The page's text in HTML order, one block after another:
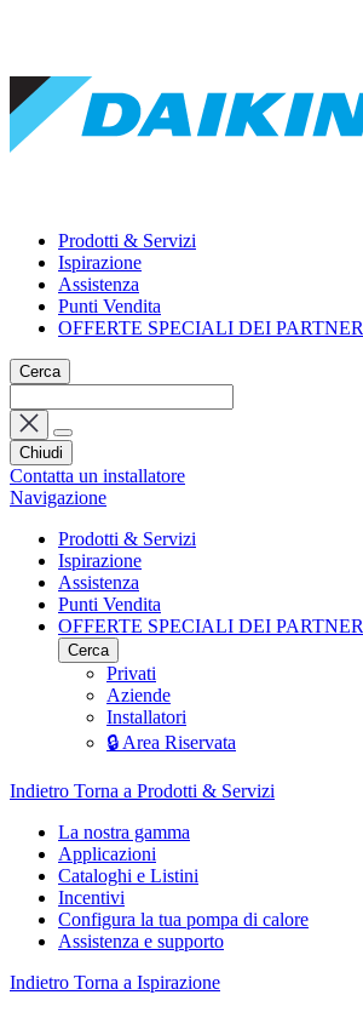
Prodotti & Servizi
Ispirazione
Assistenza
Punti Vendita
OFFERTE SPECIALI DEI PARTNER
Cerca
Chiudi
Contatta un installatore
Navigazione
Prodotti & Servizi
Ispirazione
Assistenza
Punti Vendita
OFFERTE SPECIALI DEI PARTNER
Cerca
Privati
Aziende
Installatori
🔒 Area Riservata
Indietro Torna a Prodotti & Servizi
La nostra gamma
Applicazioni
Cataloghi e Listini
Incentivi
Configura la tua pompa di calore
Assistenza e supporto
Indietro Torna a Ispirazione